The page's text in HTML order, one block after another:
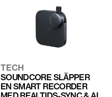
TECH
SOUNDCORE SLÄPPER
EN SMART RECORDER